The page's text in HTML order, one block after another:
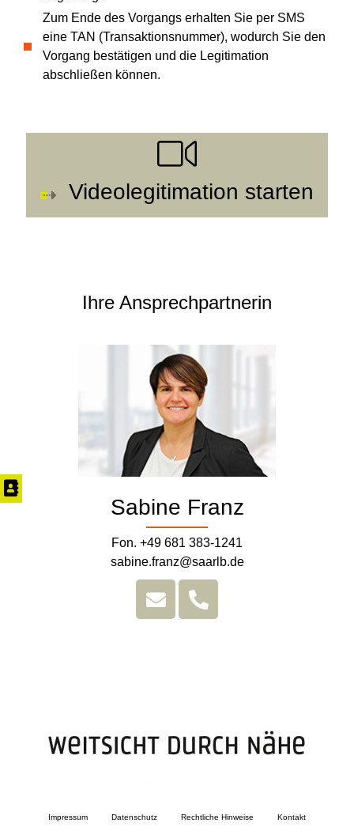
Zum Ende des Vorgangs erhalten Sie per SMS
eine TAN (Transaktionsnummer), wodurch Sie den
Vorgang bestätigen und die Legitimation
abschließen können.
Videolegitimation starten
Ihre Ansprechpartnerin
Sabine Franz
Fon. +49 681 383-1241
sabine.franz@saarlb.de
Impressum Datenschutz Rechtliche Hinweise Kontakt